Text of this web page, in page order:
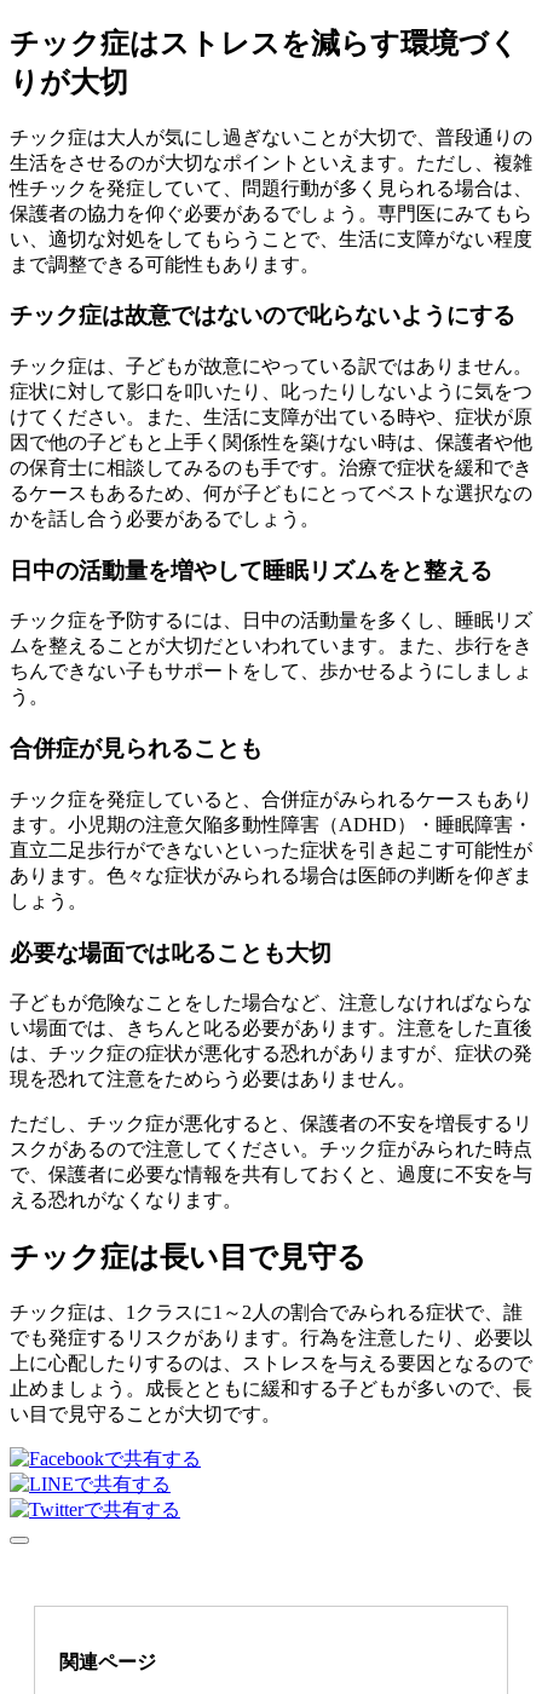
チック症はストレスを減らす環境づく
りが大切
チック症は大人が気にし過ぎないことが大切で、普段通りの
生活をさせるのが大切なポイントといえます。ただし、複雑
性チックを発症していて、問題行動が多く見られる場合は、
保護者の協力を仰ぐ必要があるでしょう。専門医にみてもら
い、適切な対処をしてもらうことで、生活に支障がない程度
まで調整できる可能性もあります。
チック症は故意ではないので叱らないようにする
チック症は、子どもが故意にやっている訳ではありません。
症状に対して影口を叩いたり、叱ったりしないように気をつ
けてください。また、生活に支障が出ている時や、症状が原
因で他の子どもと上手く関係性を築けない時は、保護者や他
の保育士に相談してみるのも手です。治療で症状を緩和でき
るケースもあるため、何が子どもにとってベストな選択なの
かを話し合う必要があるでしょう。
日中の活動量を増やして睡眠リズムをと整える
チック症を予防するには、日中の活動量を多くし、睡眠リズ
ムを整えることが大切だといわれています。また、歩行をき
ちんできない子もサポートをして、歩かせるようにしましょ
う。
合併症が見られることも
チック症を発症していると、合併症がみられるケースもあり
ます。小児期の注意欠陥多動性障害（ADHD）・睡眠障害・
直立二足歩行ができないといった症状を引き起こす可能性が
あります。色々な症状がみられる場合は医師の判断を仰ぎま
しょう。
必要な場面では叱ることも大切
子どもが危険なことをした場合など、注意しなければならな
い場面では、きちんと叱る必要があります。注意をした直後
は、チック症の症状が悪化する恐れがありますが、症状の発
現を恐れて注意をためらう必要はありません。
ただし、チック症が悪化すると、保護者の不安を増長するリ
スクがあるので注意してください。チック症がみられた時点
で、保護者に必要な情報を共有しておくと、過度に不安を与
える恐れがなくなります。
チック症は長い目で見守る
チック症は、1クラスに1～2人の割合でみられる症状で、誰
でも発症するリスクがあります。行為を注意したり、必要以
上に心配したりするのは、ストレスを与える要因となるので
止めましょう。成長とともに緩和する子どもが多いので、長
い目で見守ることが大切です。
関連ページ